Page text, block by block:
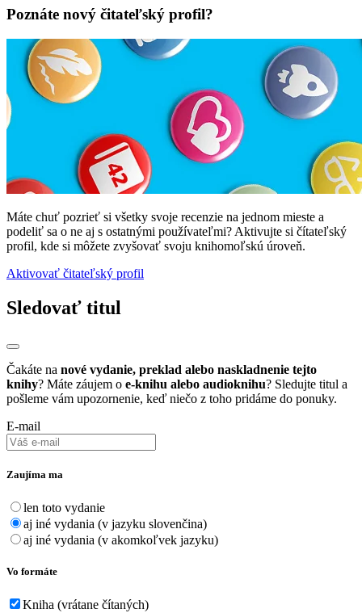
Poznáte nový čitateľský profil?
Máte chuť pozrieť si všetky svoje recenzie na jednom mieste a
podeliť sa o ne aj s ostatnými používateľmi? Aktivujte si čítateľský
profil, kde si môžete zvyšovať svoju knihomoľskú úroveň.
Aktivovať čitateľský profil
Sledovať titul
Čakáte na nové vydanie, preklad alebo naskladnenie tejto
knihy? Máte záujem o e-knihu alebo audioknihu? Sledujte titul a
pošleme vám upozornenie, keď niečo z toho pridáme do ponuky.
E-mail
Zaujíma ma
len toto vydanie
aj iné vydania (v jazyku slovenčina)
aj iné vydania (v akomkoľvek jazyku)
Vo formáte
Kniha (vrátane čítaných)